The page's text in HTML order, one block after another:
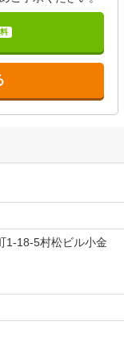
1-18-5村松ビル小金